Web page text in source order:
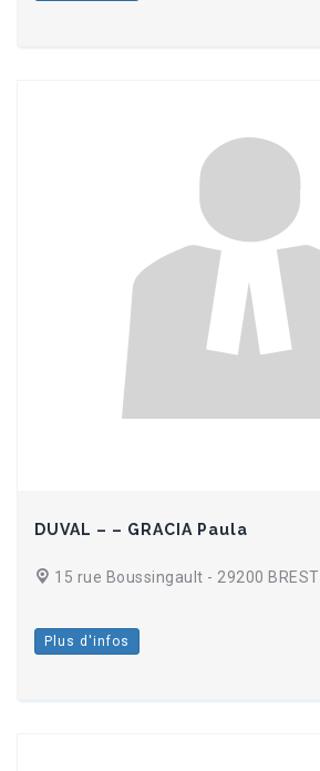
DUVAL – – GRACIA Paula
15 rue Boussingault - 29200 BREST
Plus d'infos